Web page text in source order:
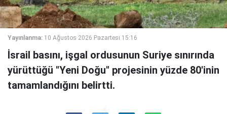
Yayınlanma: 10 Ağustos 2026 Pazartesi 15:16
İsrail basını, işgal ordusunun Suriye sınırında
yürüttüğü "Yeni Doğu" projesinin yüzde 80'inin
tamamlandığını belirtti.